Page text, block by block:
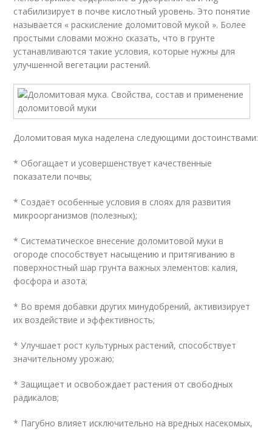
стабилизирует в почве кислотный уровень. Это понятие
называется « раскисление доломитовой мукой ». Более
простыми словами можно сказать, что в грунте
устанавливаются такие условия, которые нужны для
улучшенной вегетации растений.
Доломитовая мука наделена следующими достоинствами:
* Обогащает и усовершенствует качественные
показатели почвы;
* Создаёт особенные условия в слоях для развития
микроорганизмов (полезных);
* Систематическое внесение доломитовой муки в
огороде способствует насыщению и притягиванию в
поверхностный шар грунта важных элементов: калия,
фосфора и азота;
* Во время добавки других минудобрений, активизирует
их воздействие и эффективность;
* Улучшает рост культурных растений, способствует
значительному урожаю;
* Защищает и освобождает растения от свободных
радикалов;
* Пагубно влияет исключительно на вредных насекомых,